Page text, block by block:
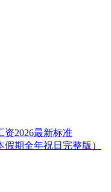
资2026最新标准
期全年祝日完整版）